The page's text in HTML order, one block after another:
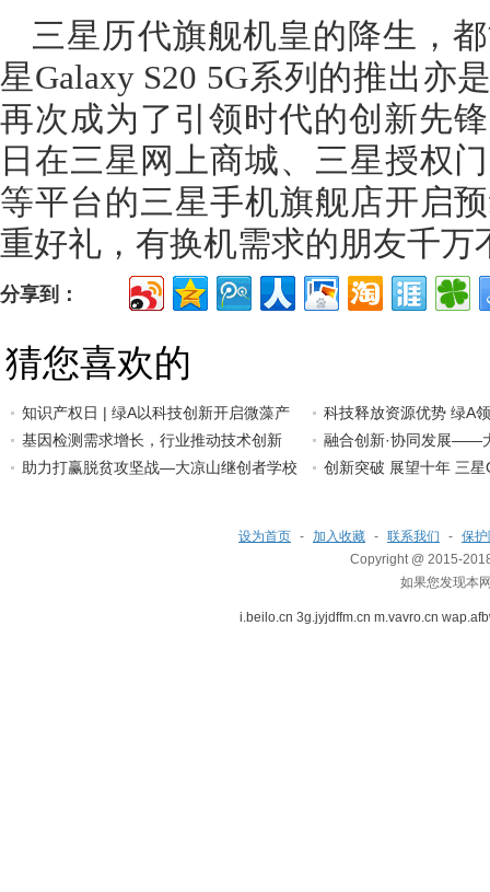
三星历代旗舰机皇的降生，
星Galaxy S20 5G系列的推出亦
再次成为了引领时代的创新先
日在三星网上商城、三星授权
等平台的三星手机旗舰店开启
重好礼，有换机需求的朋友千万
分享到：
猜您喜欢的
知识产权日 | 绿A以科技创新开启微藻产
科技释放资源优势 绿A
基因检测需求增长，行业推动技术创新
融合创新·协同发展——
助力打赢脱贫攻坚战—大凉山继创者学校
创新突破 展望十年 三
设为首页 - 加入收藏 - 联系我们 - 保
Copyright @ 2015-
如果您发现本
i.beilo.cn 3g.jyjdffm.cn m.vavro.cn